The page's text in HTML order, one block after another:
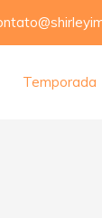
Temporada